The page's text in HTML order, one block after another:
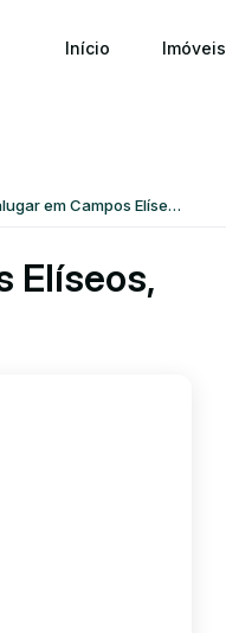
Início Imóveis
em Campos Elíseos
Elíseos,